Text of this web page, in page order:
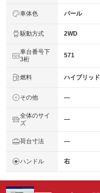
車体色 パール
駆動方式 2WD
車台番号下
3桁
571
燃料 ハイブリッド
その他 ―
全体のサイ
ズ
―
荷台寸法 ―
ハンドル 右